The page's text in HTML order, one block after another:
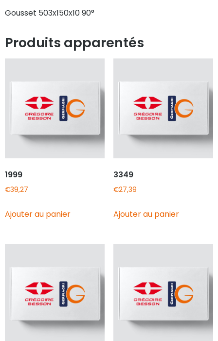
Gousset 503x150x10 90°
Produits apparentés
1999
€39,27
Ajouter au panier
3349
€27,39
Ajouter au panier